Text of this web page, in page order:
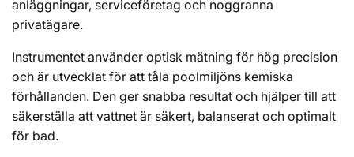
anläggningar, serviceföretag och noggranna
privatägare.
Instrumentet använder optisk mätning för hög precision
och är utvecklat för att tåla poolmiljöns kemiska
förhållanden. Den ger snabba resultat och hjälper till att
säkerställa att vattnet är säkert, balanserat och optimalt
för bad.